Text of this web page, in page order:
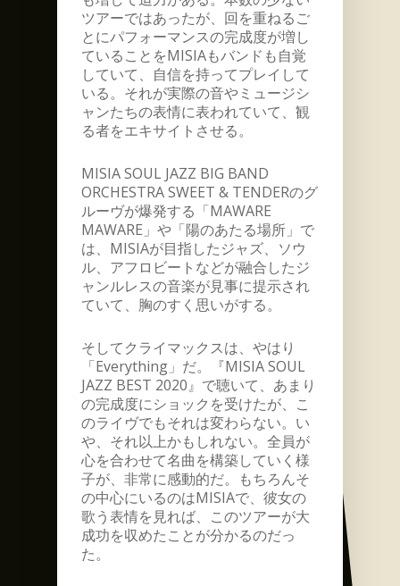
ツアーではあったが、回を重ねるご
とにパフォーマンスの完成度が増し
ていることをMISIAもバンドも自覚
していて、自信を持ってプレイして
いる。それが実際の音やミュージシ
ャンたちの表情に表われていて、観
る者をエキサイトさせる。
MISIA SOUL JAZZ BIG BAND
ORCHESTRA SWEET & TENDERのグ
ルーヴが爆発する「MAWARE
MAWARE」や「陽のあたる場所」で
は、MISIAが目指したジャズ、ソウ
ル、アフロビートなどが融合したジ
ャンルレスの音楽が見事に提示され
ていて、胸のすく思いがする。
そしてクライマックスは、やはり
「Everything」だ。『MISIA SOUL
JAZZ BEST 2020』で聴いて、あまり
の完成度にショックを受けたが、こ
のライヴでもそれは変わらない。い
や、それ以上かもしれない。全員が
心を合わせて名曲を構築していく様
子が、非常に感動的だ。もちろんそ
の中心にいるのはMISIAで、彼女の
歌う表情を見れば、このツアーが大
成功を収めたことが分かるのだっ
た。